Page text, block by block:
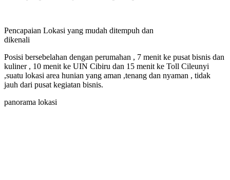
Pencapaian Lokasi yang mudah ditempuh dan
dikenali
Posisi bersebelahan dengan perumahan , 7 menit ke pusat bisnis dan
kuliner , 10 menit ke UIN Cibiru dan 15 menit ke Toll Cileunyi
,suatu lokasi area hunian yang aman ,tenang dan nyaman , tidak
jauh dari pusat kegiatan bisnis.
panorama lokasi